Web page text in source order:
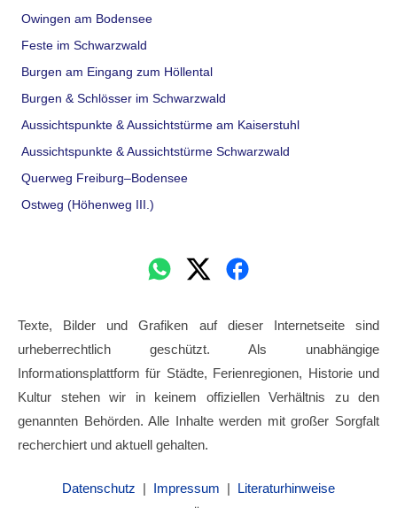
Owingen am Bodensee
Feste im Schwarzwald
Burgen am Eingang zum Höllental
Burgen & Schlösser im Schwarzwald
Aussichtspunkte & Aussichtstürme am Kaiserstuhl
Aussichtspunkte & Aussichtstürme Schwarzwald
Querweg Freiburg–Bodensee
Ostweg (Höhenweg III.)
Texte, Bilder und Grafiken auf dieser Internetseite sind
urheberrechtlich geschützt. Als unabhängige
Informationsplattform für Städte, Ferienregionen, Historie und
Kultur stehen wir in keinem offiziellen Verhältnis zu den
genannten Behörden. Alle Inhalte werden mit großer Sorgfalt
recherchiert und aktuell gehalten.
Datenschutz | Impressum | Literaturhinweise